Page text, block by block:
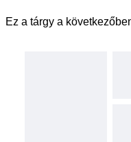
Ez a tárgy a